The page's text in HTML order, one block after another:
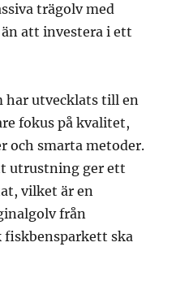
trägolv med
att investera i ett
har utvecklats till en
fokus på kvalitet,
och smarta metoder.
utrustning ger ett
vilket är en
från
fiskbensparkett ska